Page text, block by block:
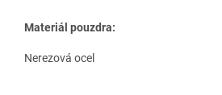
Materiál pouzdra:
Nerezová ocel